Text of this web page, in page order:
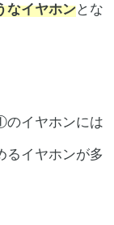
なイヤホンとな
イヤホンには
るイヤホンが多